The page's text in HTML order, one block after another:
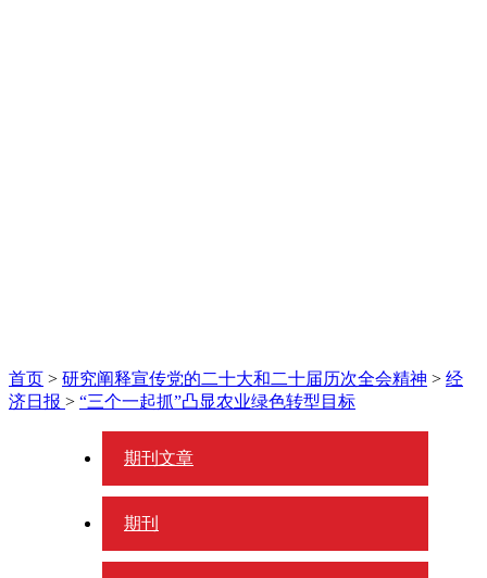
首页 > 研究阐释宣传党的二十大和二十届历次全会精神 > 经
济日报 > “三个一起抓”凸显农业绿色转型目标
期刊文章
期刊